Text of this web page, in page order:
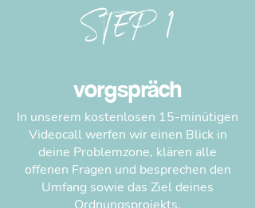
STEP 1
vorgspräch
In unserem kostenlosen 15-minütigen
Videocall werfen wir einen Blick in
deine Problemzone, klären alle
offenen Fragen und besprechen den
Umfang sowie das Ziel deines